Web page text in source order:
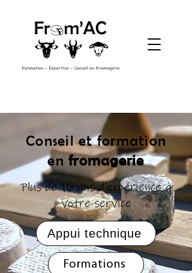
Conseil et formation
enfromagerie
Plus de 16 ans d'expérience à
votre service
Appui technique
Formations